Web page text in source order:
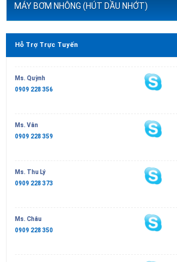
MÁY BƠM NHÔNG (HÚT DẦU NHỚT)
Hỗ Trợ Trực Tuyến
Ms. Quỳnh
0909 228 356
Ms. Vân
0909 228 359
Ms. Thu Lý
0909 228 373
Ms. Châu
0909 228 350